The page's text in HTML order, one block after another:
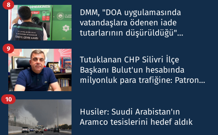
DMM, "DOA uygulamasında
vatandaşlara ödenen iade
tutarlarının düşürüldüğü"
8
Tutuklanan CHP Silivri İlçe
Başkanı Bulut'un hesabında
milyonluk para trafiğine: Patron
9
Husiler: Suudi Arabistan'ın
Aramco tesislerini hedef aldık
10